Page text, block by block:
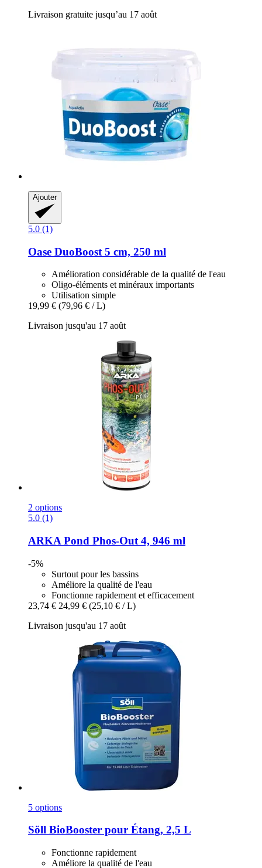
Livraison gratuite jusqu’au 17 août
Ajouter
5.0 (1)
Oase DuoBoost 5 cm, 250 ml
Amélioration considérable de la qualité de l'eau
Oligo-éléments et minéraux importants
Utilisation simple
19,99 € (79,96 € / L)
Livraison jusqu'au 17 août
2 options
5.0 (1)
ARKA Pond Phos-​Out 4, 946 ml
-5%
Surtout pour les bassins
Améliore la qualité de l'eau
Fonctionne rapidement et efficacement
23,74 € 24,99 € (25,10 € / L)
Livraison jusqu'au 17 août
5 options
Söll BioBooster pour Étang, 2,5 L
Fonctionne rapidement
Améliore la qualité de l'eau